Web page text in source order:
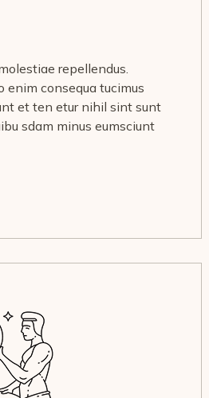
repellendus.
enim consequa tucimus
et ten etur nihil sint sunt
sdam minus eumsciunt